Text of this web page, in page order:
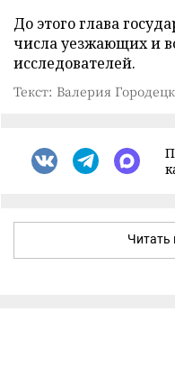
До этого глава
числа уезжающих и
исследователей.
Текст: Валерия
Читать